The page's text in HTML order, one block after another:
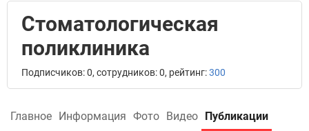
Стоматологическая
поликлиника
Подписчиков: 0, сотрудников: 0, рейтинг:300
Главное Информация Фото Видео Публикации